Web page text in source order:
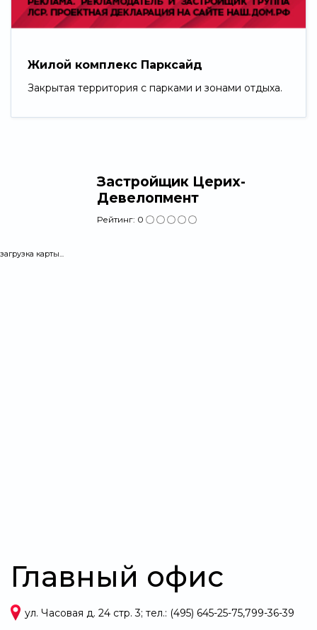
Жилой комплекс Парксайд
Закрытая территория с парками и зонами отдыха.
Застройщик Церих-
Девелопмент
Рейтинг: 0
загрузка карты...
Главный офис
ул. Часовая д. 24 стр. 3; тел.: (495) 645-25-75,799-36-39